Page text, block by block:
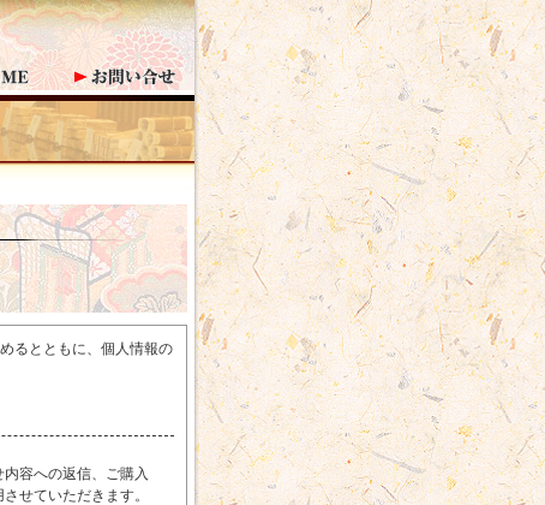
るとともに、個人情報の
容への返信、ご購入
せていただきます。